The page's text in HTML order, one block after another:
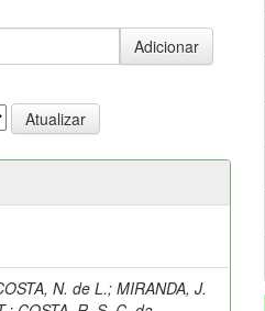
N. de L.;MIRANDA, J.